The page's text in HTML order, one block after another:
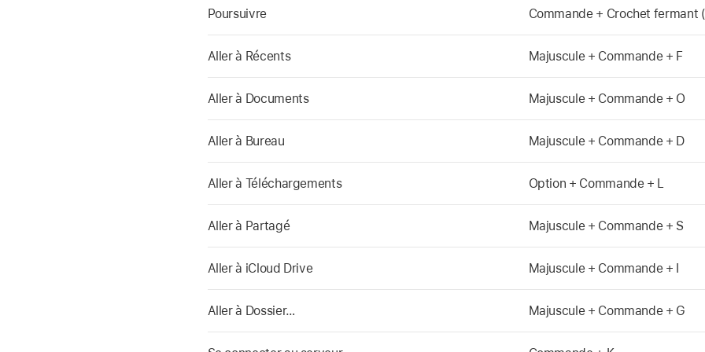
Poursuivre Commande + Crochet fermant
Aller à Récents Majuscule + Commande + F
Aller à Documents Majuscule + Commande + O
Aller à Bureau Majuscule + Commande + D
Aller à Téléchargements Option + Commande + L
Aller à Partagé Majuscule + Commande + S
Aller à iCloud Drive Majuscule + Commande + I
Aller à Dossier… Majuscule + Commande + G